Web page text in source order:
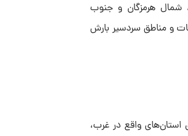
شمال هرمزگان و جنوب
و مناطق سردسیر بارش
برای استان‌های واقع در غرب،